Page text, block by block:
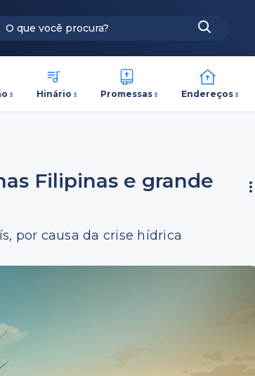
Hinário Promessas Endereços
Filipinas e grande
por causa da crise hídrica